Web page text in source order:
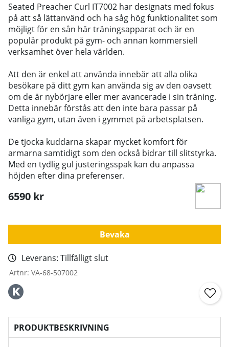
Seated Preacher Curl IT7002 har designats med fokus
på att så lättanvänd och ha såg hög funktionalitet som
möjligt för en sån här träningsapparat och är en
populär produkt på gym- och annan kommersiell
verksamhet över hela världen.
Att den är enkel att använda innebär att alla olika
besökare på ditt gym kan använda sig av den oavsett
om de är nybörjare eller mer avancerade i sin träning.
Detta innebär förstås att den inte bara passar på
vanliga gym, utan även i gymmet på arbetsplatsen.
De tjocka kuddarna skapar mycket komfort för
armarna samtidigt som den också bidrar till slitstyrka.
Med en tydlig gul justeringsspak kan du anpassa
höjden efter dina preferenser.
6590 kr
Bevaka
Leverans: Tillfälligt slut
Artnr: VA-68-507002
PRODUKTBESKRIVNING